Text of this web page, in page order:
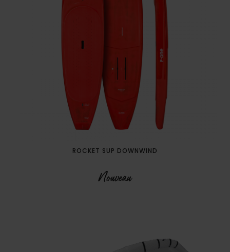
ROCKET SUP DOWNWIND
Nouveau